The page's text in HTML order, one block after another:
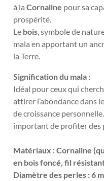
à laCornaline pour sa
prospérité.
Le bois , symbole de
mala en apportant un
la Terre.
Signification du mala :
Idéal pour ceux qui
attirer l’abondance dans
de croissance
important de profiter des
Matériaux : Cornaline
en bois foncé, fil
Diamètre des perles : 6